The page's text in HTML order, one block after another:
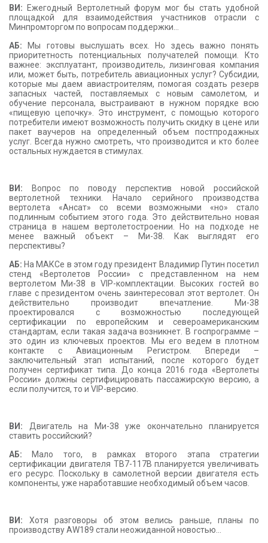
ВИ: Ежегодный Вертолетный форум мог бы стать удобной
площадкой для взаимодействия участников отрасли с
Минпромторгом по вопросам поддержки…
АБ: Мы готовы выслушать всех. Но здесь важно понять
приоритетность потенциальных получателей помощи. Кто
важнее: эксплуатант, производитель, лизинговая компания
или, может быть, потребитель авиационных услуг? Субсидии,
которые мы даем авиастроителям, помогая создать резерв
запасных частей, поставляемых с новым самолетом, и
обучение персонала, выстраивают в нужном порядке всю
«пищевую цепочку». Это инструмент, с помощью которого
потребители имеют возможность получить скидку в цене или
пакет ваучеров на определенный объем постпродажных
услуг. Всегда нужно смотреть, что производится и кто более
остальных нуждается в стимулах.
ВИ: Вопрос по поводу перспектив новой российской
вертолетной техники. Начало серийного производства
вертолета «Ансат» со всеми возможными «но» стало
подлинным событием этого года. Это действительно новая
страница в нашем вертолетостроении. Но на подходе не
менее важный объект – Ми-38. Как выглядят его
перспективы?
АБ: На МАКСе в этом году президент Владимир Путин посетил
стенд «Вертолетов России» с представленном на нем
вертолетом Ми-38 в VIP-комплектации. Высоких гостей во
главе с президентом очень заинтересовал этот вертолет. Он
действительно производит впечатление. Ми-38
проектировался с возможностью последующей
сертификации по европейским и североамериканским
стандартам, если такая задача возникнет. В госпрограмме –
это один из ключевых проектов. Мы его ведем в плотном
контакте с Авиационным Регистром. Впереди –
заключительный этап испытаний, после которого будет
получен сертификат типа. До конца 2016 года «Вертолеты
России» должны сертифицировать пассажирскую версию, а
если получится, то и VIP-версию.
ВИ: Двигатель на Ми-38 уже окончательно планируется
ставить российский?
АБ: Мало того, в рамках второго этапа стратегии
сертификации двигателя ТВ7-117В планируется увеличивать
его ресурс. Поскольку в самолетной версии двигателя есть
компоненты, уже наработавшие необходимый объем часов.
ВИ: Хотя разговоры об этом велись раньше, планы по
производствуAW189 стали неожиданной новостью…